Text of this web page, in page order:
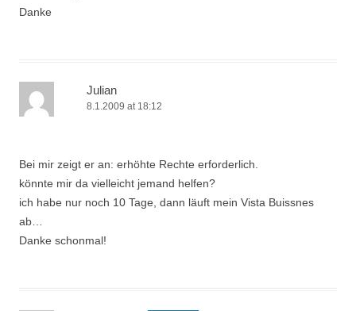
Danke
Julian
8.1.2009 at 18:12
Bei mir zeigt er an: erhöhte Rechte erforderlich.
könnte mir da vielleicht jemand helfen?
ich habe nur noch 10 Tage, dann läuft mein Vista Buissnes
ab…
Danke schonmal!